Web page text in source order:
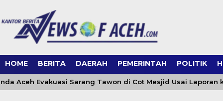
HOME BERITA DAERAH PEMERINTAH POLITIK
Aceh Evakuasi Sarang Tawon di Cot Mesjid Usai Laporan ke